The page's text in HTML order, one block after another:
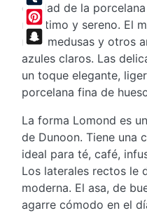
Tumblr
Pinterest
Snapchat
calidad de la
marítimo y sereno. El
mar, medusas y otros
azules claros. Las
un toque elegante,
porcelana fina de
La forma Lomond es
de Dunoon. Tiene una
ideal para té, café,
Los laterales rectos le
moderna. El asa, de
agarre cómodo en el